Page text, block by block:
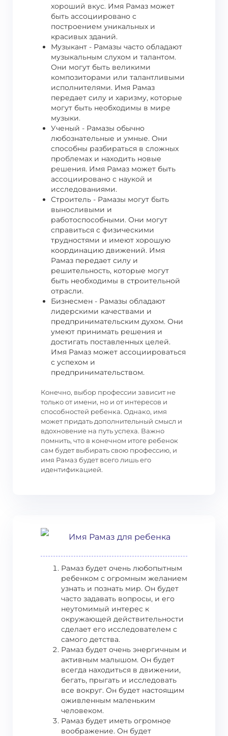
хороший вкус. Имя Рамаз может
быть ассоциировано с
построением уникальных и
красивых зданий.
Музыкант - Рамазы часто обладают
музыкальным слухом и талантом.
Они могут быть великими
композиторами или талантливыми
исполнителями. Имя Рамаз
передает силу и харизму, которые
могут быть необходимы в мире
музыки.
Ученый - Рамазы обычно
любознательные и умные. Они
способны разбираться в сложных
проблемах и находить новые
решения. Имя Рамаз может быть
ассоциировано с наукой и
исследованиями.
Строитель - Рамазы могут быть
выносливыми и
работоспособными. Они могут
справиться с физическими
трудностями и имеют хорошую
координацию движений. Имя
Рамаз передает силу и
решительность, которые могут
быть необходимы в строительной
отрасли.
Бизнесмен - Рамазы обладают
лидерскими качествами и
предпринимательским духом. Они
умеют принимать решения и
достигать поставленных целей.
Имя Рамаз может ассоциироваться
с успехом и
предпринимательством.
Конечно, выбор профессии зависит не
только от имени, но и от интересов и
способностей ребенка. Однако, имя
может придать дополнительный смысл и
вдохновение на путь успеха. Важно
помнить, что в конечном итоге ребенок
сам будет выбирать свою профессию, и
имя Рамаз будет всего лишь его
идентификацией.
Имя Рамаз для ребенка
Рамаз будет очень любопытным
ребенком с огромным желанием
узнать и познать мир. Он будет
часто задавать вопросы, и его
неутомимый интерес к
окружающей действительности
сделает его исследователем с
самого детства.
Рамаз будет очень энергичным и
активным малышом. Он будет
всегда находиться в движении,
бегать, прыгать и исследовать
все вокруг. Он будет настоящим
оживленным маленьким
человеком.
Рамаз будет иметь огромное
воображение. Он будет